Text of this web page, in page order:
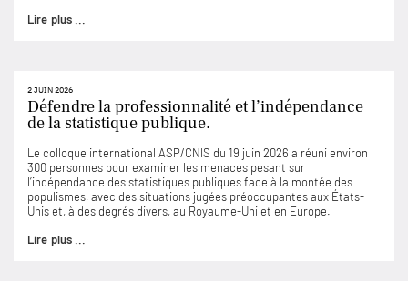
Lire plus ...
2 JUIN 2026
Défendre la professionnalité et l’indépendance
de la statistique publique.
Le colloque international ASP/CNIS du 19 juin 2026 a réuni environ
300 personnes pour examiner les menaces pesant sur
l’indépendance des statistiques publiques face à la montée des
populismes, avec des situations jugées préoccupantes aux États-
Unis et, à des degrés divers, au Royaume-Uni et en Europe.
Lire plus ...